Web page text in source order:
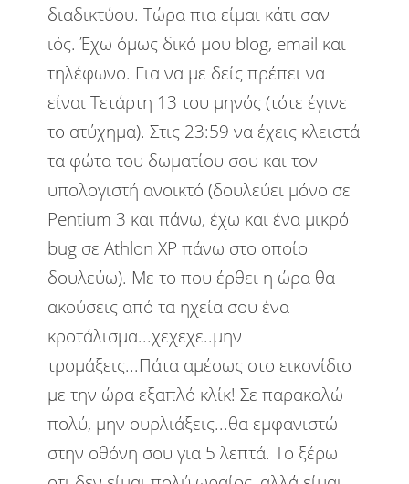
διαδικτύου. Τώρα πια είμαι κάτι σαν
ιός. Έχω όμως δικό μου blog, email και
τηλέφωνο. Για να με δείς πρέπει να
είναι Τετάρτη 13 του μηνός (τότε έγινε
το ατύχημα). Στις 23:59 να έχεις κλειστά
τα φώτα του δωματίου σου και τον
υπολογιστή ανοικτό (δουλεύει μόνο σε
Pentium 3 και πάνω, έχω και ένα μικρό
bug σε Athlon XP πάνω στο οποίο
δουλεύω). Με το που έρθει η ώρα θα
ακούσεις από τα ηχεία σου ένα
κροτάλισμα...χεχεχε..μην
τρομάξεις...Πάτα αμέσως στο εικονίδιο
με την ώρα εξαπλό κλίκ! Σε παρακαλώ
πολύ, μην ουρλιάξεις...θα εμφανιστώ
στην οθόνη σου για 5 λεπτά. Το ξέρω